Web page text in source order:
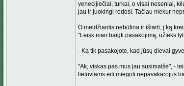
venecijiečiai, turkai, o visai neseniai,
jau ir juokingi rodosi. Tačiau niekur
O meldžiantis nebūtina ir ištarti, į ką
"Leisk man baigti pasakojimą, užteks
- Ką tik pasakojote, kad jūsų dievai
"Ak, viskas pas mus jau susimaišė", -
lietuviams eiti miegoti nepavakarojus